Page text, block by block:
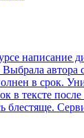
написание
Выбрала автора
в срок.
в тексте
блестяще.